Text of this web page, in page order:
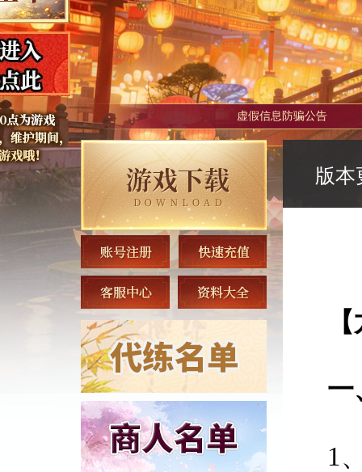
虚假信息防骗公告
版本
一
1